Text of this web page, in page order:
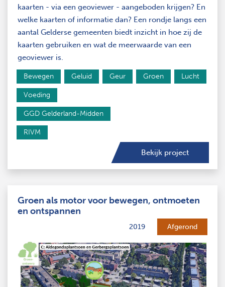
kaarten - via een geoviewer - aangeboden krijgen? En
welke kaarten of informatie dan? Een rondje langs een
aantal Gelderse gemeenten biedt inzicht in hoe zij de
kaarten gebruiken en wat de meerwaarde van een
geoviewer is.
Bewegen Geluid Geur Groen Lucht
Voeding
GGD Gelderland-Midden
RIVM
Bekijk project
Groen als motor voor bewegen, ontmoeten
en ontspannen
2019 Afgerond